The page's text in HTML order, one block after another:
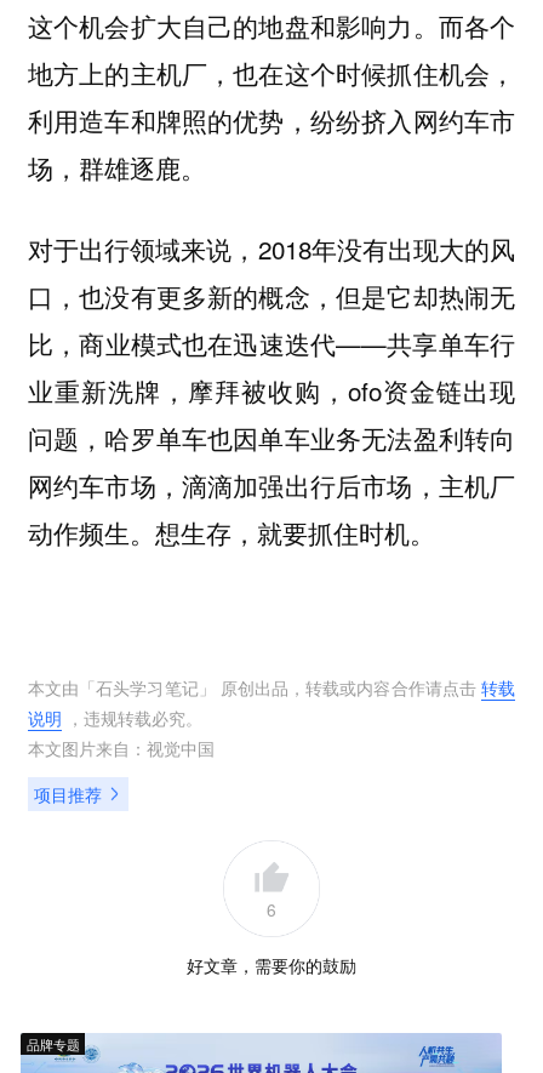
这个机会扩大自己的地盘和影响力。而各个
地方上的主机厂，也在这个时候抓住机会，
利用造车和牌照的优势，纷纷挤入网约车市
场，群雄逐鹿。
对于出行领域来说，2018年没有出现大的风
口，也没有更多新的概念，但是它却热闹无
比，商业模式也在迅速迭代——共享单车行
业重新洗牌，摩拜被收购，ofo资金链出现
问题，哈罗单车也因单车业务无法盈利转向
网约车市场，滴滴加强出行后市场，主机厂
动作频生。想生存，就要抓住时机。
本文由「石头学习笔记」 原创出品，转载或内容合作请点击 转载
说明 ，违规转载必究。
本文图片来自： 视觉中国
项目推荐
6
好文章，需要你的鼓励
品牌专题